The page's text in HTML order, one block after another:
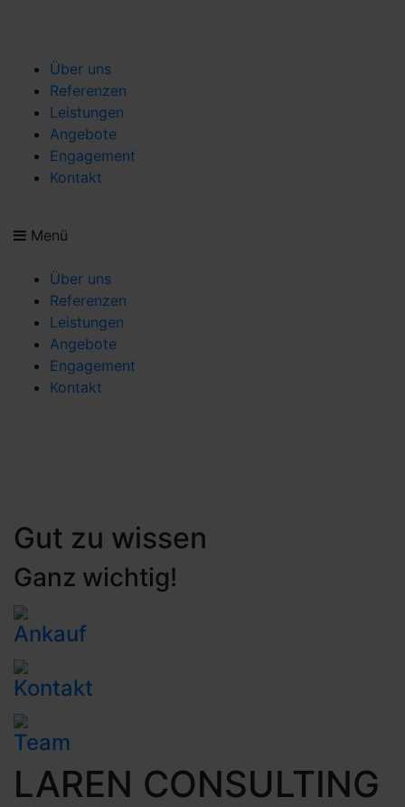
Über uns
Referenzen
Leistungen
Angebote
Engagement
Kontakt
Menü
Über uns
Referenzen
Leistungen
Angebote
Engagement
Kontakt
Gut zu wissen
Ganz wichtig!
Ankauf
Kontakt
Team
LAREN CONSULTING